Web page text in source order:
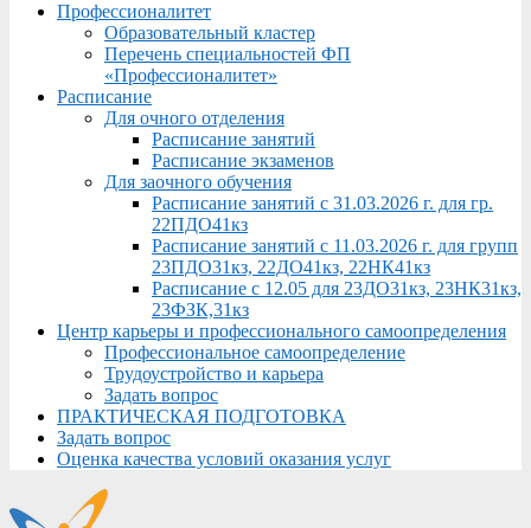
Профессионалитет
Образовательный кластер
Перечень специальностей ФП
«Профессионалитет»
Расписание
Для очного отделения
Расписание занятий
Расписание экзаменов
Для заочного обучения
Расписание занятий с 31.03.2026 г. для гр.
22ПДО41кз
Расписание занятий с 11.03.2026 г. для групп
23ПДО31кз, 22ДО41кз, 22НК41кз
Расписание с 12.05 для 23ДО31кз, 23НК31кз,
23ФЗК,31кз
Центр карьеры и профессионального самоопределения
Профессиональное самоопределение
Трудоустройство и карьера
Задать вопрос
ПРАКТИЧЕСКАЯ ПОДГОТОВКА
Задать вопрос
Оценка качества условий оказания услуг